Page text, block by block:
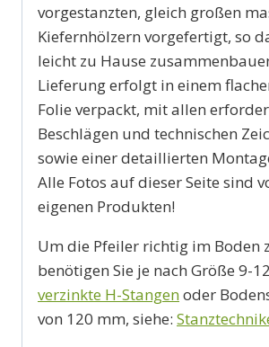
vorgestanzten, gleich großen
Kiefernhölzern vorgefertigt, so
leicht zu Hause
Lieferung erfolgt in einem
Folie verpackt, mit allen
Beschlägen und technischen
sowie einer detaillierten
Alle Fotos auf dieser Seite sind
eigenen Produkten!
Um die Pfeiler richtig im Boden
benötigen Sie je nach Größe 9-
verzinkte H-Stangenoder
von 120 mm, siehe: